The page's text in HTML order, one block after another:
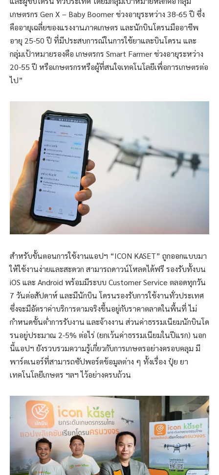
เกษตรกร Gen X – Baby Boomer ช่วงอายุระหว่าง 38-65 ปี ซึ่ง
คืออายุเฉลี่ยของแรงงานภาคเกษตร และนักบินโดรนมืออาชีพ
อายุ 25-50 ปี ที่มีประสบการณ์ในการใช้ยาและบินโดรน และ
กลุ่มเป้าหมายรองคือ เกษตรกร Smart Farmer ช่วงอายุระหว่าง
20-55 ปี หรือเกษตรกรหรือผู้ที่สนใจเทคโนโลยีเพื่อการเกษตรต่อ
ไป”
สำหรับขั้นตอนการใช้งานแอปฯ “ICON KASET” ถูกออกแบบมา
ให้ใช้งานง่ายและสะดวก สามารถดาวน์โหลดได้ฟรี รองรับทั้งบน
iOS และ Android พร้อมมีระบบ Customer Service ตลอดทุกวัน
7 วันต่อสัปดาห์ และมีนักบิน โดรนรองรับการใช้งานทั่วประเทศ
ซึ่งจะมีอัตราค่าบริการตามจริงขึ้นอยู่กับราคาตลาดในพื้นที่ ไม่
กำหนดขั้นต่ำการรับงาน และจ้างงาน ส่วนค่าธรรมเนียมนักบินโด
รนอยู่ประมาณ 2-5% ต่อไร่ (ยกเว้นค่าธรรมเนียมในปีแรก) นอก
นี้แอปฯ ยังรวบรวมความรู้เกี่ยวกับการเกษตรอย่างครอบคลุม มี
พาร์ตเนอร์ที่สามารถซัปพอร์ตข้อมูลต่าง ๆ ทั้งเรื่อง ปุ๋ย ยา
เทคโนโลยีเกษตร ฯลฯ ไว้อย่างครบถ้วน